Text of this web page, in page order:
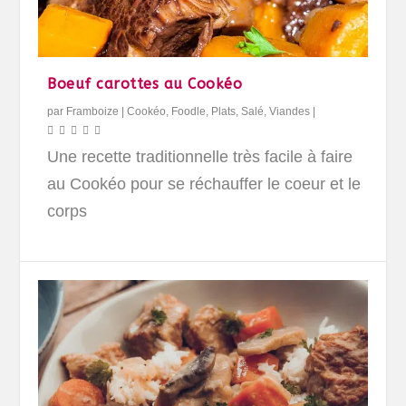
Boeuf carottes au Cookéo
par Framboize |Cookéo, Foodle, Plats,Salé,Viandes
Une recette traditionnelle très facile à faire
au Cookéo pour se réchauffer le coeur et le
corps